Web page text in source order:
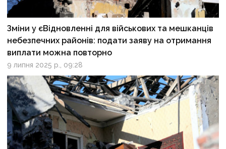
Зміни у єВідновленні для військових та мешканців
небезпечних районів: подати заяву на отримання
виплати можна повторно
9 липня 2025 р., 09:28